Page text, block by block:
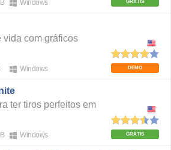
GRÁTIS
Windows
vida com gráficos
DEMO
Windows
ter tiros perfeitos em
GRÁTIS
Windows